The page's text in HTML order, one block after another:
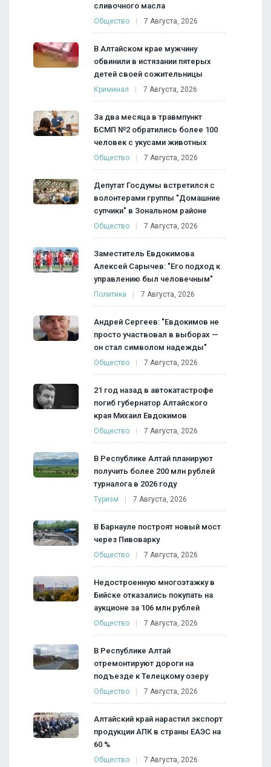
сливочного масла
Общество 7 Августа, 2026
В Алтайском крае мужчину
обвинили в истязании пятерых
детей своей сожительницы
Криминал 7 Августа, 2026
За два месяца в травмпункт
БСМП №2 обратились более 100
человек с укусами животных
Общество 7 Августа, 2026
Депутат Госдумы встретился с
волонтерами группы "Домашние
супчики" в Зональном районе
Общество 7 Августа, 2026
Заместитель Евдокимова
Алексей Сарычев: "Его подход к
управлению был человечным"
Политика 7 Августа, 2026
Андрей Сергеев: "Евдокимов не
просто участвовал в выборах —
он стал символом надежды"
Общество 7 Августа, 2026
21 год назад в автокатастрофе
погиб губернатор Алтайского
края Михаил Евдокимов
Общество 7 Августа, 2026
В Республике Алтай планируют
получить более 200 млн рублей
турналога в 2026 году
Туризм 7 Августа, 2026
В Барнауле построят новый мост
через Пивоварку
Общество 7 Августа, 2026
Недостроенную многоэтажку в
Бийске отказались покупать на
аукционе за 106 млн рублей
Общество 7 Августа, 2026
В Республике Алтай
отремонтируют дороги на
подъезде к Телецкому озеру
Общество 7 Августа, 2026
Алтайский край нарастил экспорт
продукции АПК в страны ЕАЭС на
60 %
Общество 7 Августа, 2026